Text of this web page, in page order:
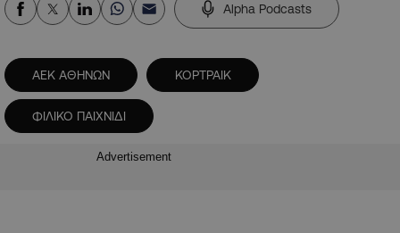
Alpha Podcasts
ΑΕΚ ΑΘΗΝΩΝ ΚΟΡΤΡΑΙΚ
ΦΙΛΙΚΟ ΠΑΙΧΝΙΔΙ
Advertisement